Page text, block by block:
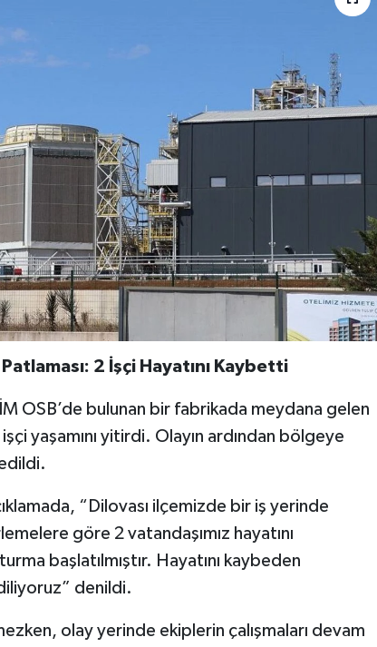
2 İşçi Hayatını Kaybetti
OSB’de bulunan bir fabrikada meydana gelen
yaşamını yitirdi. Olayın ardından bölgeye
“Dilovası ilçemizde bir iş yerinde
göre 2 vatandaşımız hayatını
başlatılmıştır. Hayatını kaybeden
denildi.
olay yerinde ekiplerin çalışmaları devam